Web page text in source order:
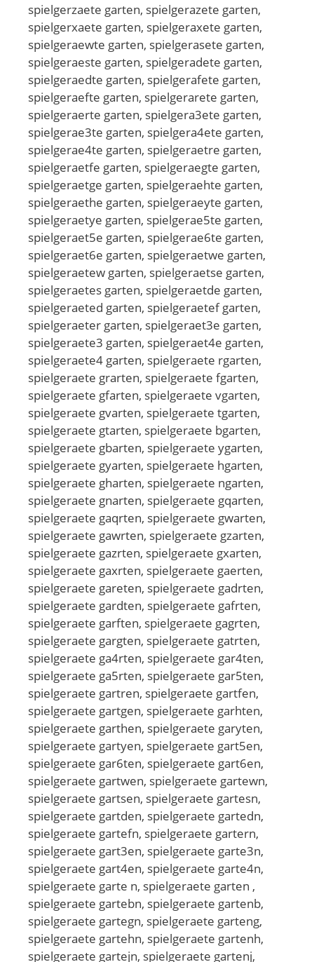
spielgerzaete garten, spielgerazete garten,
spielgerxaete garten, spielgeraxete garten,
spielgeraewte garten, spielgerasete garten,
spielgeraeste garten, spielgeradete garten,
spielgeraedte garten, spielgerafete garten,
spielgeraefte garten, spielgerarete garten,
spielgeraerte garten, spielgera3ete garten,
spielgerae3te garten, spielgera4ete garten,
spielgerae4te garten, spielgeraetre garten,
spielgeraetfe garten, spielgeraegte garten,
spielgeraetge garten, spielgeraehte garten,
spielgeraethe garten, spielgeraeyte garten,
spielgeraetye garten, spielgerae5te garten,
spielgeraet5e garten, spielgerae6te garten,
spielgeraet6e garten, spielgeraetwe garten,
spielgeraetew garten, spielgeraetse garten,
spielgeraetes garten, spielgeraetde garten,
spielgeraeted garten, spielgeraetef garten,
spielgeraeter garten, spielgeraet3e garten,
spielgeraete3 garten, spielgeraet4e garten,
spielgeraete4 garten, spielgeraete rgarten,
spielgeraete grarten, spielgeraete fgarten,
spielgeraete gfarten, spielgeraete vgarten,
spielgeraete gvarten, spielgeraete tgarten,
spielgeraete gtarten, spielgeraete bgarten,
spielgeraete gbarten, spielgeraete ygarten,
spielgeraete gyarten, spielgeraete hgarten,
spielgeraete gharten, spielgeraete ngarten,
spielgeraete gnarten, spielgeraete gqarten,
spielgeraete gaqrten, spielgeraete gwarten,
spielgeraete gawrten, spielgeraete gzarten,
spielgeraete gazrten, spielgeraete gxarten,
spielgeraete gaxrten, spielgeraete gaerten,
spielgeraete gareten, spielgeraete gadrten,
spielgeraete gardten, spielgeraete gafrten,
spielgeraete garften, spielgeraete gagrten,
spielgeraete gargten, spielgeraete gatrten,
spielgeraete ga4rten, spielgeraete gar4ten,
spielgeraete ga5rten, spielgeraete gar5ten,
spielgeraete gartren, spielgeraete gartfen,
spielgeraete gartgen, spielgeraete garhten,
spielgeraete garthen, spielgeraete garyten,
spielgeraete gartyen, spielgeraete gart5en,
spielgeraete gar6ten, spielgeraete gart6en,
spielgeraete gartwen, spielgeraete gartewn,
spielgeraete gartsen, spielgeraete gartesn,
spielgeraete gartden, spielgeraete gartedn,
spielgeraete gartefn, spielgeraete gartern,
spielgeraete gart3en, spielgeraete garte3n,
spielgeraete gart4en, spielgeraete garte4n,
spielgeraete garte n, spielgeraete garten ,
spielgeraete gartebn, spielgeraete gartenb,
spielgeraete gartegn, spielgeraete garteng,
spielgeraete gartehn, spielgeraete gartenh,
spielgeraete gartejn, spielgeraete gartenj,